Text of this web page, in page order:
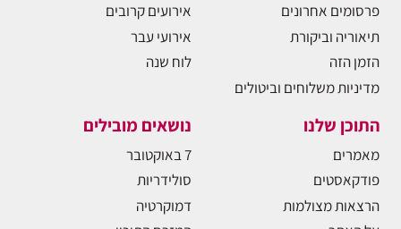
פרסומים אחרונים
תיאוריה וביקורת
הזמן הזה
מדיניות משלוחים וביטולים
אירועים קרובים
אירועי עבר
לוח שנה
התוכן שלנו
מאמרים
פודקאסטים
הרצאות מצולמות
נושאים מובילים
7 באוקטובר
סולידריות
דמוקרטיה